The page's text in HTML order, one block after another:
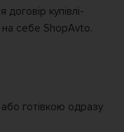
купівлі-
на себе ShopAvto.
готівкою одразу